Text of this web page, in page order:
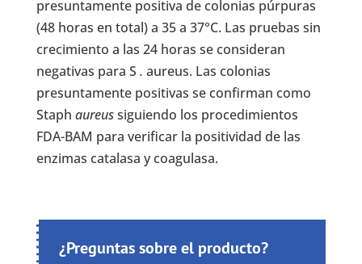
presuntamente positiva de colonias púrpuras
(48 horas en total) a 35 a 37°C. Las pruebas sin
crecimiento a las 24 horas se consideran
negativas para S . aureus. Las colonias
presuntamente positivas se confirman como
Staph aureussiguiendo los procedimientos
FDA-BAM para verificar la positividad de las
enzimas catalasa y coagulasa.
¿Preguntas sobre el producto?